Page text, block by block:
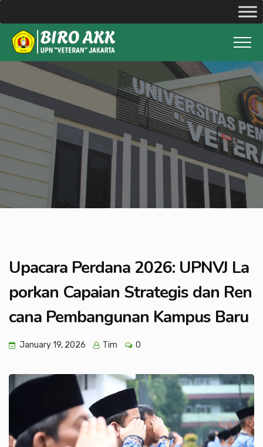
Upacara Perdana 2026: UPNVJ La
porkan Capaian Strategis dan Ren
cana Pembangunan Kampus Baru
January 19, 2026 Tim 0